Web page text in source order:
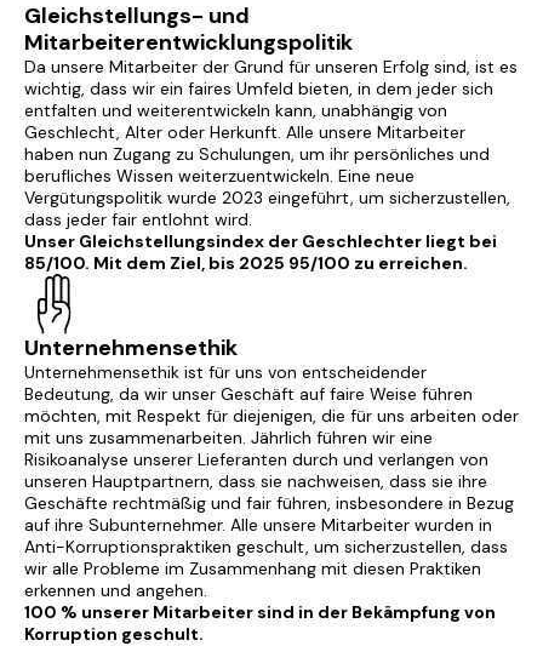
Gleichstellungs- und
Mitarbeiterentwicklungspolitik
Da unsere Mitarbeiter der Grund für unseren Erfolg sind, ist es
wichtig, dass wir ein faires Umfeld bieten, in dem jeder sich
entfalten und weiterentwickeln kann, unabhängig von
Geschlecht, Alter oder Herkunft. Alle unsere Mitarbeiter
haben nun Zugang zu Schulungen, um ihr persönliches und
berufliches Wissen weiterzuentwickeln. Eine neue
Vergütungspolitik wurde 2023 eingeführt, um sicherzustellen,
dass jeder fair entlohnt wird.
Unser Gleichstellungsindex der Geschlechter liegt bei
85/100. Mit dem Ziel, bis 2025 95/100 zu erreichen.
Unternehmensethik
Unternehmensethik ist für uns von entscheidender
Bedeutung, da wir unser Geschäft auf faire Weise führen
möchten, mit Respekt für diejenigen, die für uns arbeiten oder
mit uns zusammenarbeiten. Jährlich führen wir eine
Risikoanalyse unserer Lieferanten durch und verlangen von
unseren Hauptpartnern, dass sie nachweisen, dass sie ihre
Geschäfte rechtmäßig und fair führen, insbesondere in Bezug
auf ihre Subunternehmer. Alle unsere Mitarbeiter wurden in
Anti-Korruptionspraktiken geschult, um sicherzustellen, dass
wir alle Probleme im Zusammenhang mit diesen Praktiken
erkennen und angehen.
100 % unserer Mitarbeiter sind in der Bekämpfung von
Korruption geschult.